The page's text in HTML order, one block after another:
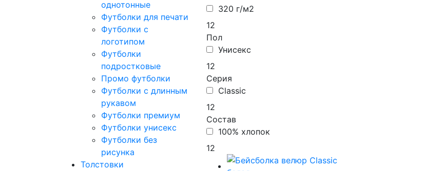
однотонные
Футболки для печати
Футболки с
логотипом
Футболки
подростковые
Промо футболки
Футболки с длинным
рукавом
Футболки премиум
Футболки унисекс
Футболки без
рисунка
Толстовки
320 г/м2
12
Пол
Унисекс
12
Серия
Classic
12
Состав
100% хлопок
12